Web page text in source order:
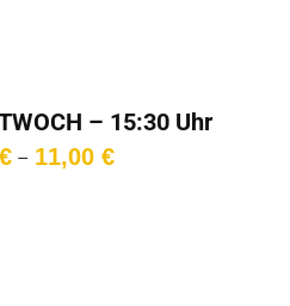
– 15:30 Uhr
€ – 11,00 €Preisspanne: